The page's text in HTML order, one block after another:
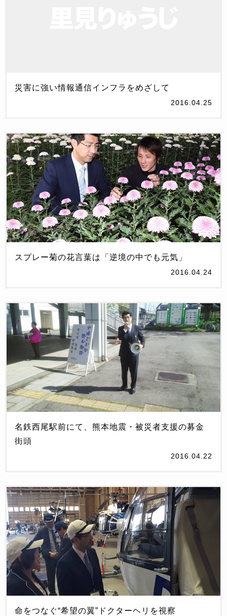
災害に強い情報通信インフラをめざして
2016.04.25
スプレー菊の花言葉は「逆境の中でも元気」
2016.04.24
名鉄西尾駅前にて、熊本地震・被災者支援の募金
街頭
2016.04.22
命をつなぐ“希望の翼”ドクターヘリを視察